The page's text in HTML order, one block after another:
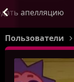
апелляцию
Пользователи